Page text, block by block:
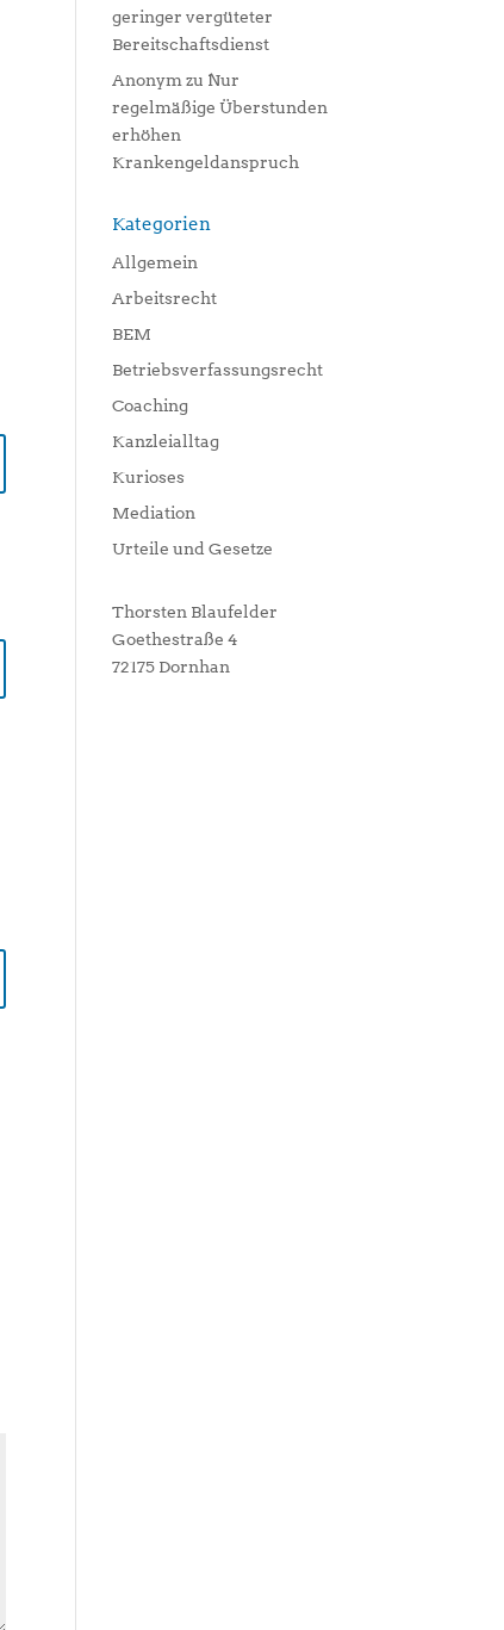
geringer vergüteter
Bereitschaftsdienst
Anonym zu Nur
regelmäßige Überstunden
erhöhen
Krankengeldanspruch
Kategorien
Allgemein
Arbeitsrecht
BEM
Betriebsverfassungsrecht
Coaching
Kanzleialltag
Kurioses
Mediation
Urteile und Gesetze
Thorsten Blaufelder
Goethestraße 4
72175 Dornhan